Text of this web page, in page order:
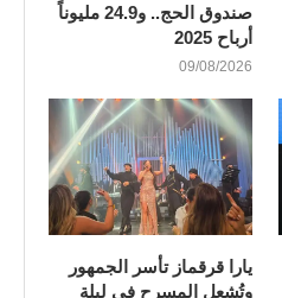
صندوق الحج.. و24.9 مليوناً
أرباح 2025
09/08/2026
يارا قرقماز تأسر الجمهور
وتُشعل المسرح في ليلة